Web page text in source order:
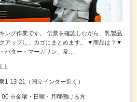
ング作業です。 伝票を確認しながら、乳製品
アップし、カゴにまとめます。 ▼商品は？▼
バター・マーガリン、常…
上
1-13-21（国立インター近く）
00 ※金曜・日曜・月曜働ける方